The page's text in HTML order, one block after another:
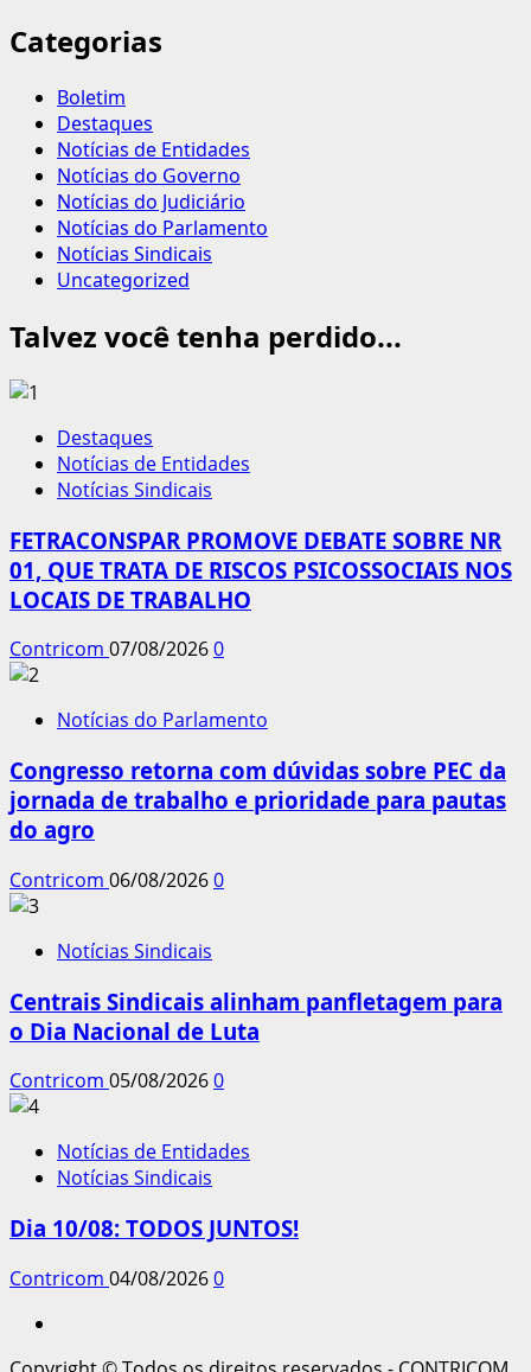
Categorias
Boletim
Destaques
Notícias de Entidades
Notícias do Governo
Notícias do Judiciário
Notícias do Parlamento
Notícias Sindicais
Uncategorized
Talvez você tenha perdido...
Destaques
Notícias de Entidades
Notícias Sindicais
FETRACONSPAR PROMOVE DEBATE SOBRE NR
01, QUE TRATA DE RISCOS PSICOSSOCIAIS NOS
LOCAIS DE TRABALHO
Contricom 07/08/20260
Notícias do Parlamento
Congresso retorna com dúvidas sobre PEC da
jornada de trabalho e prioridade para pautas
do agro
Contricom 06/08/20260
Notícias Sindicais
Centrais Sindicais alinham panfletagem para
o Dia Nacional de Luta
Contricom 05/08/20260
Notícias de Entidades
Notícias Sindicais
Dia 10/08: TODOS JUNTOS!
Contricom 04/08/20260